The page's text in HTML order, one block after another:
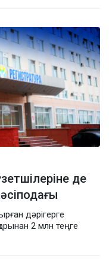
де
дәрігерге
2 млн теңге